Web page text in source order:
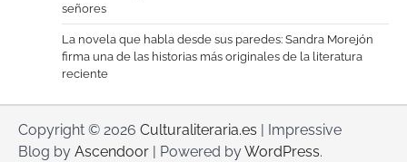
señores
La novela que habla desde sus paredes: Sandra Morejón
firma una de las historias más originales de la literatura
reciente
Copyright © 2026 Culturaliteraria.es | Impressive
Blog by Ascendoor | Powered byWordPress.